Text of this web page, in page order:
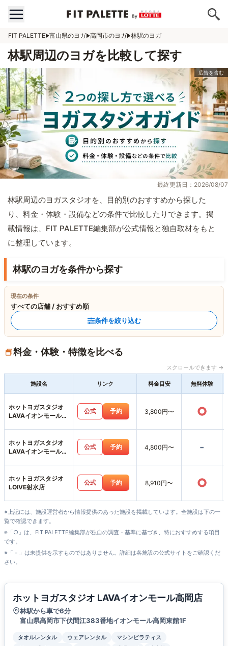
FIT PALETTE 富山県のヨガ 高岡市のヨガ 林駅のヨガ
林駅周辺のヨガを比較して探す
最終更新日：2026/08/07
林駅周辺のヨガスタジオを、目的別のおすすめから探した
り、料金・体験・設備などの条件で比較したりできます。掲
載情報は、FIT PALETTE編集部が公式情報と独自取材をもと
に整理しています。
林駅のヨガを条件から探す
現在の条件
すべての店舗 / おすすめ順
条件を絞り込む
料金・体験・特徴を比べる
スクロールできます →
施設名 リンク 料金目安 無料体験
ホットヨガスタジオ
LAVAイオンモール高
公式 予約 3,800円〜 ○
ホットヨガスタジオ
LAVAイオンモールと
公式 予約 4,800円〜 -
ホットヨガスタジオ
LOIVE射水店
公式 予約 8,910円〜 ○
※上記には、施設運営者から情報提供のあった施設を掲載しています。全施設は下の一
覧で確認できます。
※「○」は、FIT PALETTE編集部が独自の調査・基準に基づき、特におすすめする項目
です。
※「－」は未提供を示すものではありません。詳細は各施設の公式サイトをご確認くだ
さい。
ホットヨガスタジオ LAVAイオンモール高岡店
林駅から車で6分
富山県高岡市下伏間江383番地イオンモール高岡東館1F
タオルレンタル ウェアレンタル
マシンピラティス